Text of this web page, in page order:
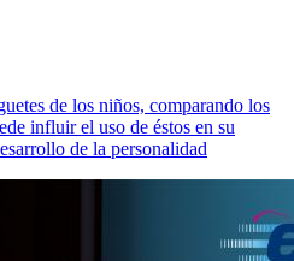
de los niños, comparando los
influir el uso de éstos en su
de la personalidad